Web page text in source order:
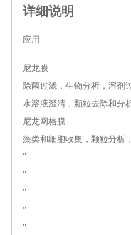
详细说明
应用
尼龙膜
除菌过滤，生物分析，溶剂
水溶液澄清，颗粒去除和分
尼龙网格膜
藻类和细胞收集，颗粒分析
"
"
"
"
"